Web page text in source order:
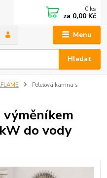
Menu
Hledat
0 ks
za 0,00 Kč
Peletová kamna s
do vody